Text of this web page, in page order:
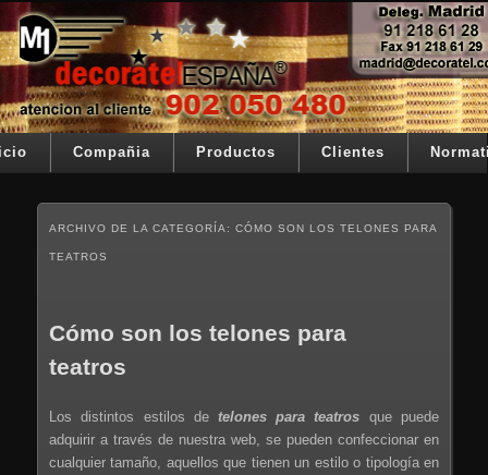
Ir al contenido principal
Ir al contenido secundario
Decoratel España
Su telon de teatro es nuestra razón de ser
Menú principalCompañia Productos Clientes
ARCHIVO DE LA CATEGORÍA:CÓMO SON LOS TELONES PARA
TEATROS
Cómo son los telones para
teatros
Los distintos estilos de telones para teatros que puede
adquirir a través de nuestra web, se pueden confeccionar en
cualquier tamaño, aquellos que tienen un estilo o tipología en